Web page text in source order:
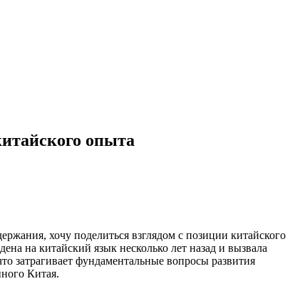
опыта
хочу поделиться взглядом с позиции китайского
на китайский язык несколько лет назад и вызвала
затрагивает фундаментальные вопросы развития
Китая.